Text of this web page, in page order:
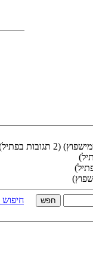
(2 תגובות בפתיל)